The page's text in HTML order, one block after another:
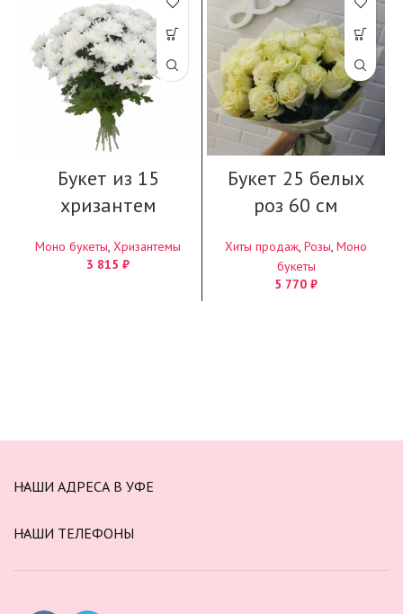
Букет из 15
хризантем
Моно букеты, Хризантемы
3 815 ₽
Букет 25 белых
роз 60 см
Хиты продаж, Розы, Моно
букеты
5 770 ₽
НАШИ АДРЕСА В УФЕ
НАШИ ТЕЛЕФОНЫ